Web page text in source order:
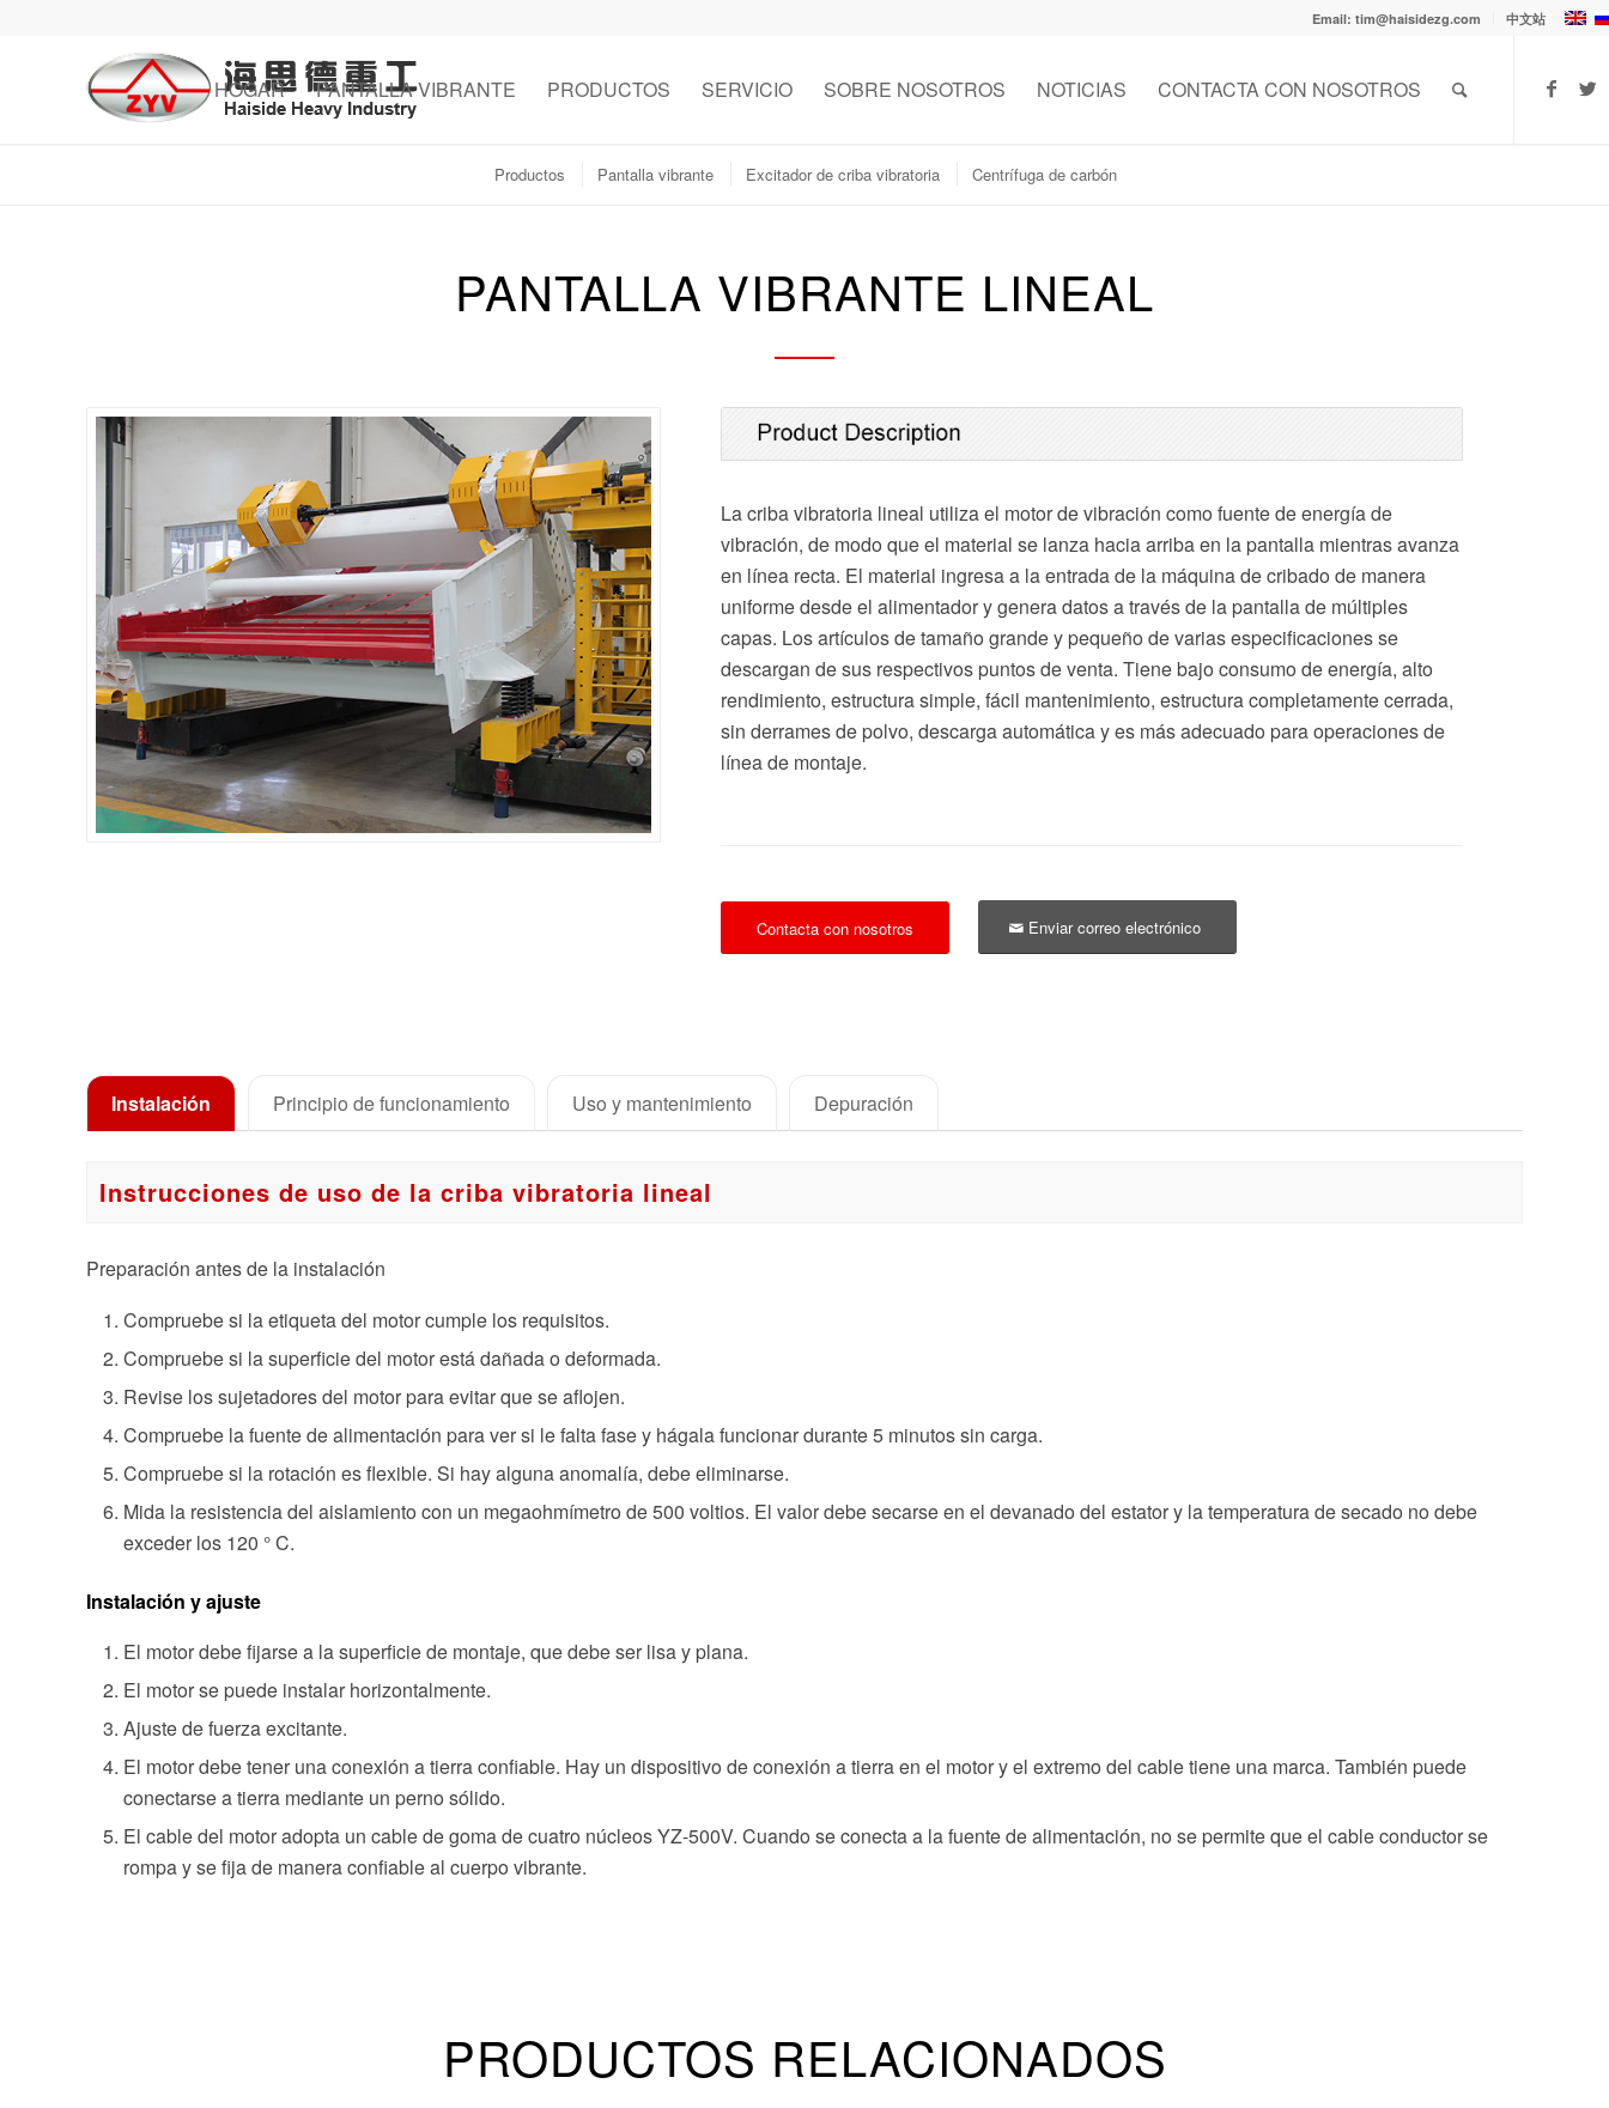
Email: tim@haisidezg.com 中文站
HOGAR PANTALLA VIBRANTE PRODUCTOS SERVICIO SOBRE NOSOTROS NOTICIAS CONTACTA CON NOSOTROS
Productos Pantalla vibrante Excitador de criba vibratoria Centrífuga de carbón
PANTALLA VIBRANTE LINEAL
La criba vibratoria lineal utiliza el motor de vibración como fuente de energía de
vibración, de modo que el material se lanza hacia arriba en la pantalla mientras avanza
en línea recta. El material ingresa a la entrada de la máquina de cribado de manera
uniforme desde el alimentador y genera datos a través de la pantalla de múltiples
capas. Los artículos de tamaño grande y pequeño de varias especificaciones se
descargan de sus respectivos puntos de venta. Tiene bajo consumo de energía, alto
rendimiento, estructura simple, fácil mantenimiento, estructura completamente cerrada,
sin derrames de polvo, descarga automática y es más adecuado para operaciones de
línea de montaje.
Contacta con nosotros Enviar correo electrónico
Instalación Principio de funcionamiento Uso y mantenimiento Depuración
Instrucciones de uso de la criba vibratoria lineal
Preparación antes de la instalación
Compruebe si la etiqueta del motor cumple los requisitos.
Compruebe si la superficie del motor está dañada o deformada.
Revise los sujetadores del motor para evitar que se aflojen.
Compruebe la fuente de alimentación para ver si le falta fase y hágala funcionar durante 5 minutos sin carga.
Compruebe si la rotación es flexible. Si hay alguna anomalía, debe eliminarse.
Mida la resistencia del aislamiento con un megaohmímetro de 500 voltios. El valor debe secarse en el devanado del estator y la temperatura de secado no debe
exceder los 120 ° C.
Instalación y ajuste
El motor debe fijarse a la superficie de montaje, que debe ser lisa y plana.
El motor se puede instalar horizontalmente.
Ajuste de fuerza excitante.
El motor debe tener una conexión a tierra confiable. Hay un dispositivo de conexión a tierra en el motor y el extremo del cable tiene una marca. También puede
conectarse a tierra mediante un perno sólido.
El cable del motor adopta un cable de goma de cuatro núcleos YZ-500V. Cuando se conecta a la fuente de alimentación, no se permite que el cable conductor se
rompa y se fija de manera confiable al cuerpo vibrante.
PRODUCTOS RELACIONADOS